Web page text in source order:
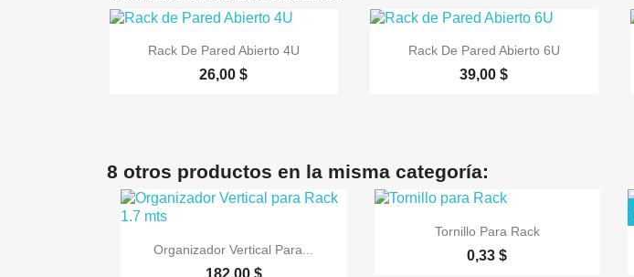
 Vista rápida
Rack De Pared Abierto 4U
26,00 $
 Vista rápida
Rack De Pared Abierto 6U
39,00 $
8 otros productos en la misma categoría:
 Vista rápida
Organizador Vertical Para...
182,00 $
 Vista rápida
Tornillo Para Rack
0,33 $